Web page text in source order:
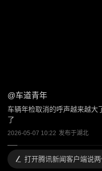
@车道青年
车辆年检取消的呼声越来越大
了
2026-05-07 10:22 发布于湖北
打开腾讯新闻客户端说两